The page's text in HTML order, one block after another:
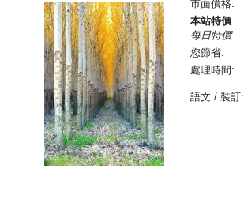
市面價格:
本站特價
每日特價
您節省:
處理時間:
語文 / 裝訂: